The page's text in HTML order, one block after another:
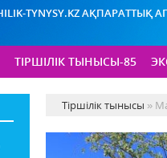
TYNYSY.KZ АҚПАРАТТЫҚ
ТІРШІЛІК ТЫНЫСЫ-85
Тіршілік тынысы »